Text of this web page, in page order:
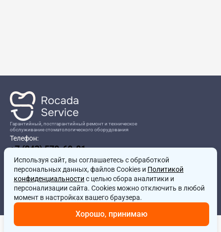
Гарантийный, постгарантийный ремонт и техническое
обслуживание стоматологического оборудования
Телефон:
+7 (843) 570-60-81
Режим работы:8:00-17:00
Адрес:
г.Казань, ул.Проспект Победы, д.204в
Почта:
service@rocadamed.ru
Другие проекты
Используя сайт, вы соглашаетесь с обработкой
персональных данных, файлов Cookies и Политикой
конфиденциальности с целью сбора аналитики и
персонализации сайта. Cookies можно отключить в любой
момент в настройках вашего браузера.
Хорошо, принимаю